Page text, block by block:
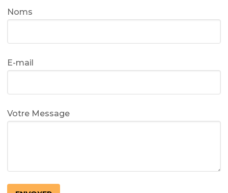
Noms
E-mail
Votre Message